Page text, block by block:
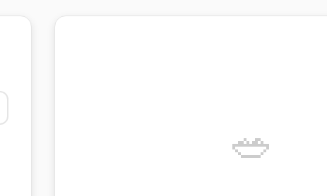
🥗